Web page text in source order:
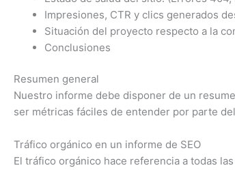
Impresiones, CTR y clics generados
Situación del proyecto respecto a la
Conclusiones
Resumen general
Nuestro informe debe disponer de un
ser métricas fáciles de entender por parte
Tráfico orgánico en un informe de SEO
El tráfico orgánico hace referencia a todas